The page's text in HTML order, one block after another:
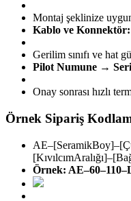
Montaj şeklinize
Kablo ve Konnektör:
Gerilim sınıfı ve hat
Pilot Numune →
Onay sonrası hızlı
Örnek Sipariş
Örnek: